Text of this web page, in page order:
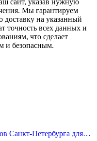
сайт, указав нужную
Мы гарантируем
на указанный
точность всех данных и
что сделает
и безопасным.
Санкт-Петербурга для…